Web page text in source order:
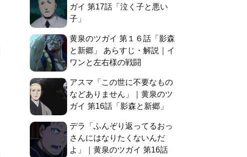
ガイ 第17話「泣く子と悪い
子」
黄泉のツガイ 第１６話「影森
と新郷」 あらすじ・解説｜イ
ワンと左右様の戦闘
アスマ「この世に不要なもの
などありません」｜黄泉のツ
ガイ 第16話「影森と新郷」
デラ「ふんぞり返ってるおっ
さんにはなりたくないんだ
よ」｜黄泉のツガイ 第16話